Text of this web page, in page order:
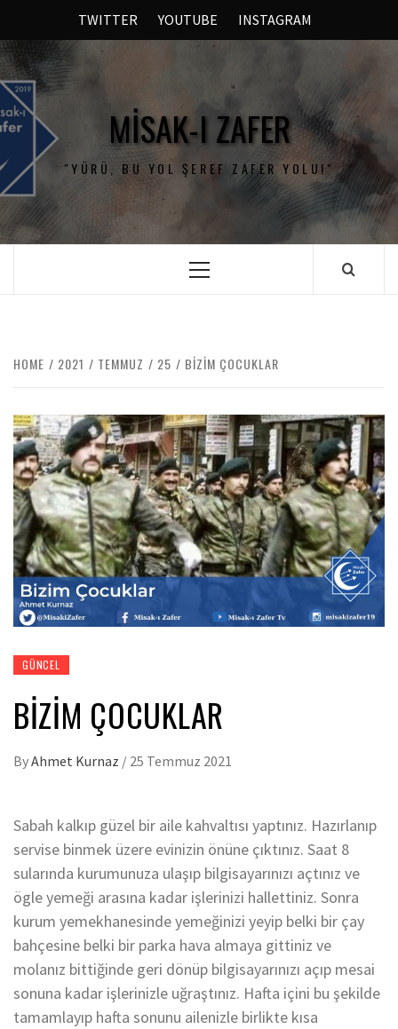
TWITTER YOUTUBE INSTAGRAM
MISAK-I ZAFER
"YÜRÜ, BU YOL ŞEREF ZAFER YOLU!"
HOME 2021 TEMMUZ 25 BIZIM ÇOCUKLAR
GÜNCEL
BIZIM ÇOCUKLAR
ByAhmet Kurnaz / 25 Temmuz 2021
Sabah kalkıp güzel bir aile kahvaltısı yaptınız. Hazırlanıp
servise binmek üzere evinizin önüne çıktınız. Saat 8
sularında kurumunuza ulaşıp bilgisayarınızı açtınız ve
ögle yemeği arasına kadar işlerinizi hallettiniz. Sonra
kurum yemekhanesinde yemeğinizi yeyip belki bir çay
bahçesine belki bir parka hava almaya gittiniz ve
molanız bittiğinde geri dönüp bilgisayarınızı açıp mesai
sonuna kadar işlerinizle uğraştınız. Hafta içini bu şekilde
tamamlayıp hafta sonunu ailenizle birlikte kısa